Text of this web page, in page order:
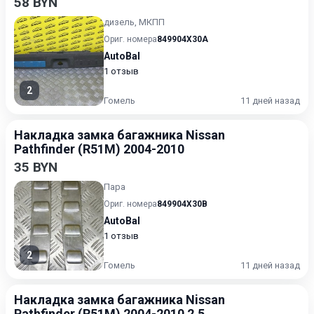
2
дизель, МКПП
Ориг. номера849904X30A
AutoBal
1 отзыв
Гомель 11 дней назад
Накладка замка багажника Nissan
Pathfinder (R51M) 2004-2010
35 BYN
2
Пара
Ориг. номера849904X30B
AutoBal
1 отзыв
Гомель 11 дней назад
Накладка замка багажника Nissan